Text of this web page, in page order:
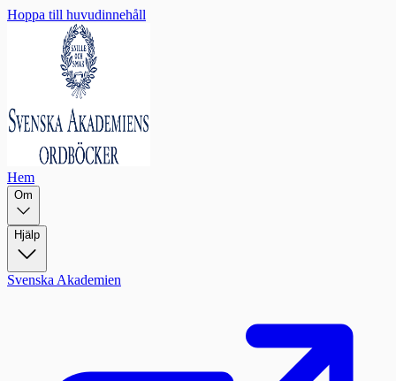
Hoppa till huvudinnehåll
Hem
Om
Hjälp
Svenska Akademien